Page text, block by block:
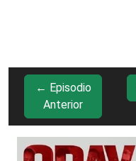
← Episodio
Anterior